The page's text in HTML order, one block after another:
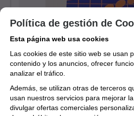
Envío estimado en 24/48 horas
8 €
4.00%
Política de gestión de
Esta página web usa cookies
Las cookies de este sitio web se usan
contenido y los anuncios, ofrecer
analizar el tráfico.
Además, se utilizan otras de terceros
usan nuestros servicios para mejorar
divulgar ofertas comerciales